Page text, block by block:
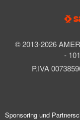
© 2013-2026
-
P.IVA
Sponsoring und